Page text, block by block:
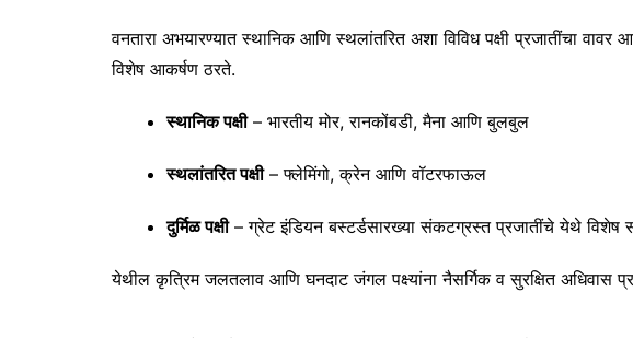
वनतारा अभयारण्यात स्थानिक आणि स्थलांतरित अशा विविध पक्षी प्रजातींचा वावर
विशेष आकर्षण ठरते.
स्थानिक पक्षी– भारतीय मोर, रानकोंबडी, मैना आणि बुलबुल
स्थलांतरित पक्षी– फ्लेमिंगो, क्रेन आणि वॉटरफाऊल
दुर्मिळ पक्षी– ग्रेट इंडियन बस्टर्डसारख्या संकटग्रस्त प्रजातींचे येथे विशेष
येथील कृत्रिम जलतलाव आणि घनदाट जंगल पक्ष्यांना नैसर्गिक व सुरक्षित अधिवास